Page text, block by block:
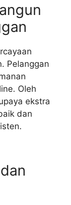
Pelanggan
Oleh
ekstra
dan